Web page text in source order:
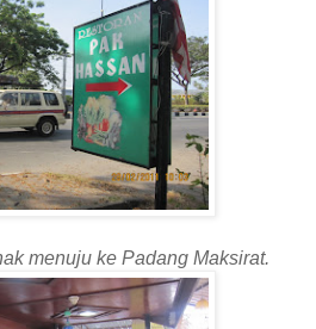
menuju ke Padang Maksirat.